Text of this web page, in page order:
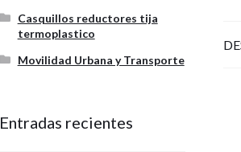
Casquillos reductores tija
termoplastico
Movilidad Urbana y Transporte
Entradas recientes